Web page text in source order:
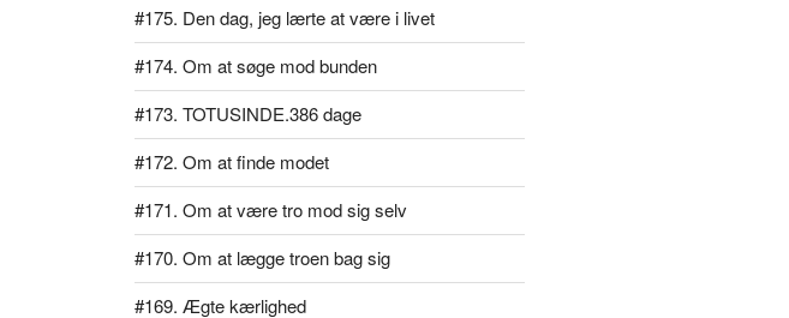
#175. Den dag, jeg lærte at være i livet
#174. Om at søge mod bunden
#173. TOTUSINDE.386 dage
#172. Om at finde modet
#171. Om at være tro mod sig selv
#170. Om at lægge troen bag sig
#169. Ægte kærlighed